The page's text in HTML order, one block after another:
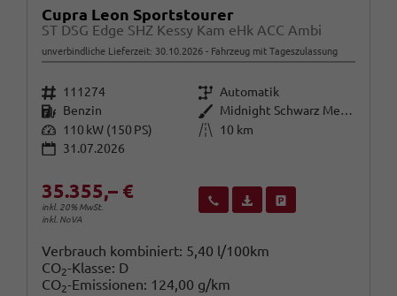
Cupra Leon Sportstourer
ST DSG Edge SHZ Kessy Kam eHk ACC Ambi
unverbindliche Lieferzeit: 30.10.2026 Fahrzeug mit Tageszulassung
Fahrzeugnr. 111274 Getriebe Automatik
Kraftstoff Benzin Außenfarbe
Midnight Schwarz Metallic
Leistung 110 kW (150 PS) Kilometerstand
10 km
31.07.2026
35.355,– €
inkl. 20% MwSt.
inkl. NoVA
Wir rufen Sie anFahrzeugexposé (PDF)
Verbrauch kombiniert: 5,40 l/100km
CO2-Klasse: D
CO2-Emissionen: 124,00 g/km